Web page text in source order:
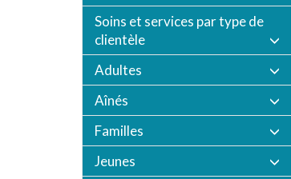
Soins et services par type de
clientèle
Adultes
Aînés
Familles
Jeunes